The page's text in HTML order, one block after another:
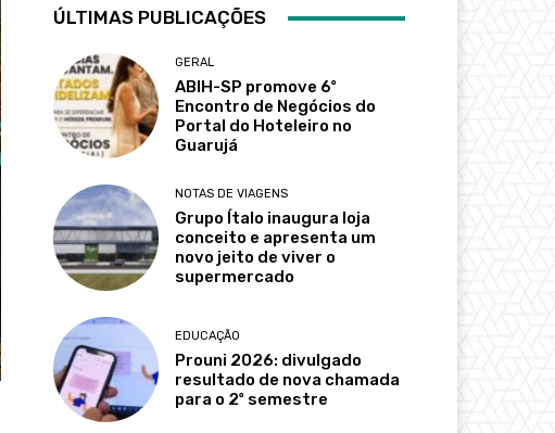
ÚLTIMAS PUBLICAÇÕES
GERAL
ABIH-SP promove 6º
Encontro de Negócios do
Portal do Hoteleiro no
Guarujá
NOTAS DE VIAGENS
Grupo Ítalo inaugura loja
conceito e apresenta um
novo jeito de viver o
supermercado
EDUCAÇÃO
Prouni 2026: divulgado
resultado de nova chamada
para o 2º semestre